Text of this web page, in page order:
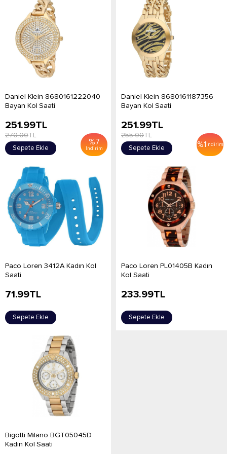
Daniel Klein 8680161222040
Bayan Kol Saati
%7
İndirim
251.99TL
270.00TL
Sepete Ekle
Daniel Klein 8680161187356
Bayan Kol Saati
%1 İndirim
251.99TL
255.00TL
Sepete Ekle
Paco Loren 3412A Kadın Kol
Saati
71.99TL
Sepete Ekle
Paco Loren PL01405B Kadın
Kol Saati
233.99TL
Sepete Ekle
Bigotti Milano BGT05045D
Kadın Kol Saati